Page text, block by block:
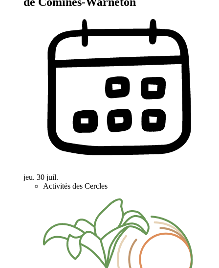
jeu. 30 juil.
Activités des Cercles